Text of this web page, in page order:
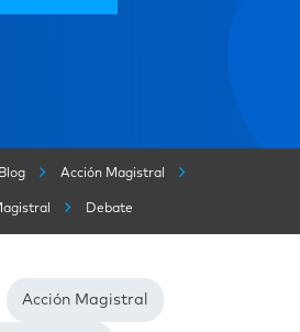
Blog Acción Magistral
Debate
Acción Magistral